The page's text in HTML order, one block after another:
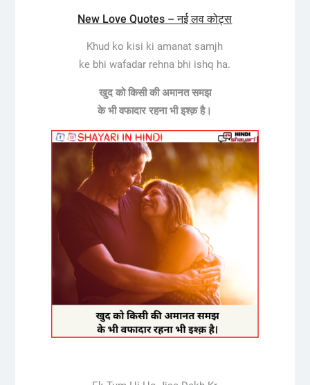
New Love Quotes – नई लव कोट्स
Khud ko kisi ki amanat samjh
ke bhi wafadar rehna bhi ishq ha.
खुद को किसी की अमानत समझ
के भी वफादार रहना भी इश्क़ है।